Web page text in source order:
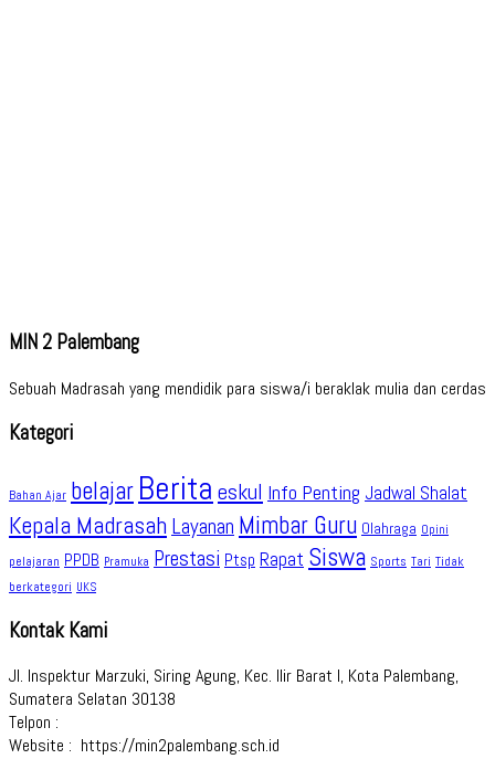
MIN 2 Palembang
Sebuah Madrasah yang mendidik para siswa/i beraklak mulia dan cerdas
Kategori
Bahan Ajar belajar Berita eskul Info Penting Jadwal Shalat
Kepala Madrasah Layanan Mimbar Guru Olahraga Opini
pelajaran PPDB Pramuka Prestasi Ptsp Rapat Siswa Sports Tari Tidak
berkategori UKS
Kontak Kami
Jl. Inspektur Marzuki, Siring Agung, Kec. Ilir Barat I, Kota Palembang,
Sumatera Selatan 30138
Telpon :
Website : https://min2palembang.sch.id